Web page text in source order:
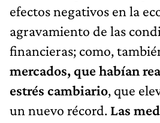
efectos negativos en la
agravamiento de las
financieras; como,
mercados, que habían
estrés cambiario, que
un nuevo récord. Las